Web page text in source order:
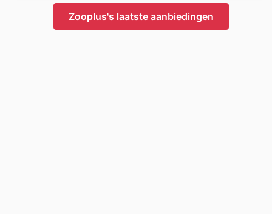
Zooplus's laatste aanbiedingen